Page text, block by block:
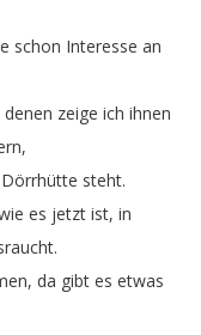
schon Interesse an
denen zeige ich ihnen
,
Dörrhütte steht.
es jetzt ist, in
.
, da gibt es etwas